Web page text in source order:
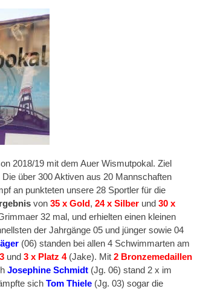
2018/19 mit dem Auer Wismutpokal. Ziel
über 300 Aktiven aus 20 Mannschaften
an punkteten unsere 28 Sportler für die
von 35 x Gold, 24 x Silber und 30 x
32 mal, und erhielten einen kleinen
der Jahrgänge 05 und jünger sowie 04
(06) standen bei allen 4 Schwimmarten am
3 und 3 x Platz 4(Jake). Mit 2 Bronzemedaillen
Josephine Schmidt (Jg. 06) stand 2 x im
sich Tom Thiele (Jg. 03) sogar die